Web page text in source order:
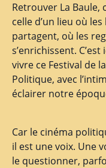
Retrouver La Baule,
celle d’un lieu où
partagent, où les
s’enrichissent.
vivre ce Festival de
Politique, avec
éclairer notre
Car le cinéma
il est une voix. Une
le questionner,